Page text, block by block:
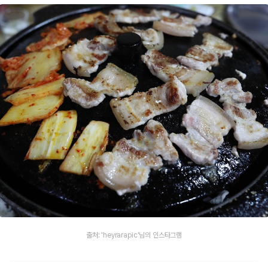
출처: 'heyrarapic'님의 인스타그램